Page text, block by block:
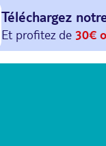
Téléchargez
Et profitez de 30€
avec le code :